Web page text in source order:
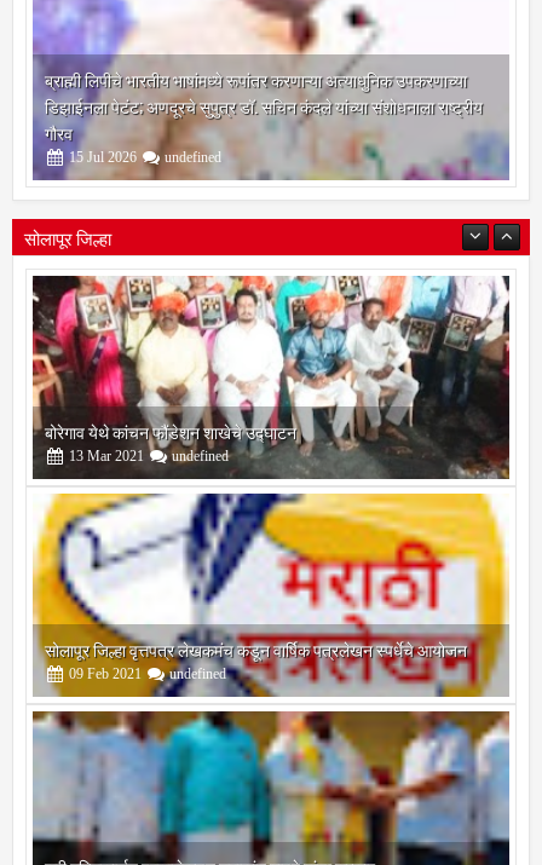
ब्राह्मी लिपीचे भारतीय भाषांमध्ये रूपांतर करणाऱ्या अत्याधुनिक उपकरणाच्या
डिझाईनला पेटंट; अणदूरचे सुपुत्र डॉ. सचिन कंदले यांच्या संशोधनाला राष्ट्रीय
गौरव
15 2026
सोलापूर जिल्हा
बोरेगाव येथे कांचन फौंडेशन शाखेचे उद्घाटन
2021 undefined
सोलापूर जिल्हा वृत्तपत्र लेखकमंच कडून वार्षिक पत्रलेखन स्पर्धेचे आयोजन
undefined